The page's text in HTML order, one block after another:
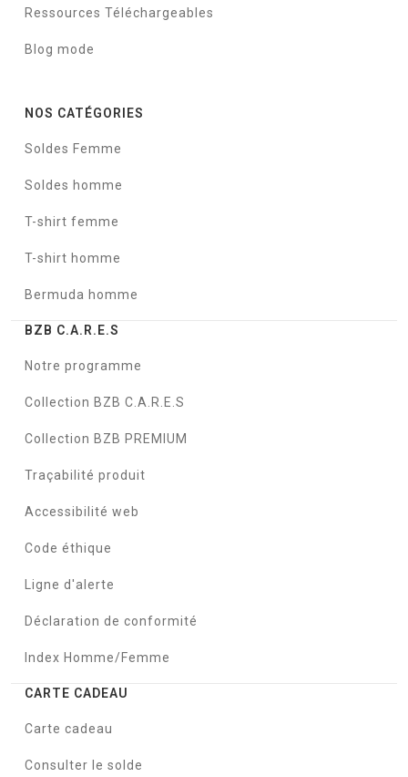
Ressources Téléchargeables
Blog mode
NOS CATÉGORIES
Soldes Femme
Soldes homme
T-shirt femme
T-shirt homme
Bermuda homme
BZB C.A.R.E.S
Notre programme
Collection BZB C.A.R.E.S
Collection BZB PREMIUM
Traçabilité produit
Accessibilité web
Code éthique
Ligne d'alerte
Déclaration de conformité
Index Homme/Femme
CARTE CADEAU
Carte cadeau
Consulter le solde